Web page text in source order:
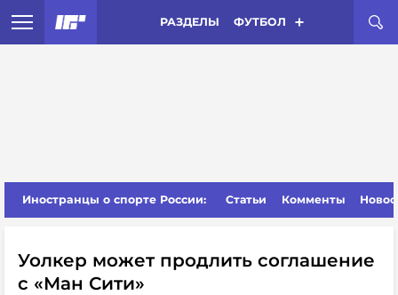
РАЗДЕЛЫ ФУТБОЛ
Иностранцы о спорте России: Статьи Комменты
Уолкер может продлить соглашение
с «Ман Сити»